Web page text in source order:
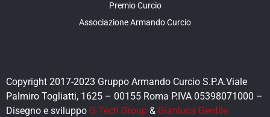
Premio Curcio
Associazione Armando Curcio
Copyright 2017-2023 Gruppo Armando Curcio S.P.A.Viale
Palmiro Togliatti, 1625 – 00155 Roma P.IVA 05398071000 –
Disegno e sviluppo G Tech Group & Gianluca Gentile